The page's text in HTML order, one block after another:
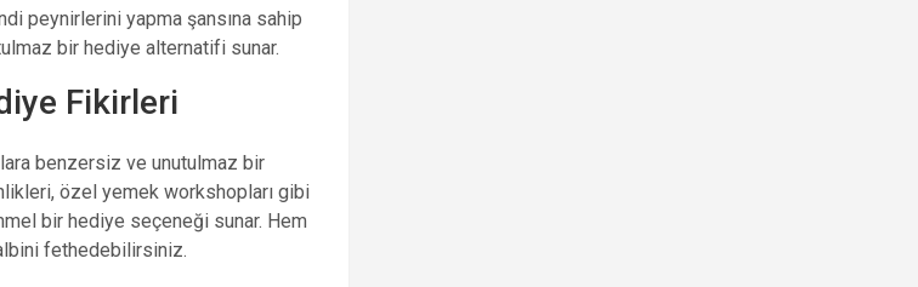
peynirlerini yapma şansına sahip
bir hediye alternatifi sunar.
Fikirleri
benzersiz ve unutulmaz bir
özel yemek workshopları gibi
bir hediye seçeneği sunar. Hem
fethedebilirsiniz.